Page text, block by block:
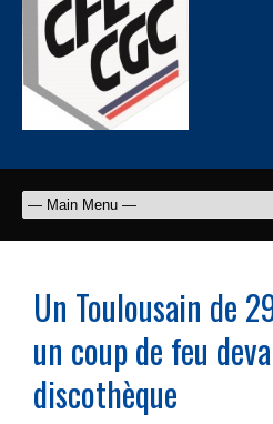
Un Toulousain de
un coup de feu
discothèque